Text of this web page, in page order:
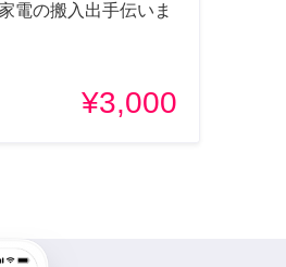
電の搬入出手伝いま
¥3,000